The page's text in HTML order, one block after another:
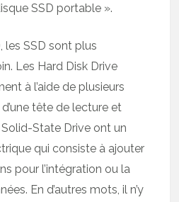
SSD portable ».
les SSD sont plus
Les Hard Disk Drive
à l’aide de plusieurs
tête de lecture et
Solid-State Drive ont un
qui consiste à ajouter
pour l’intégration ou la
En d’autres mots, il n’y